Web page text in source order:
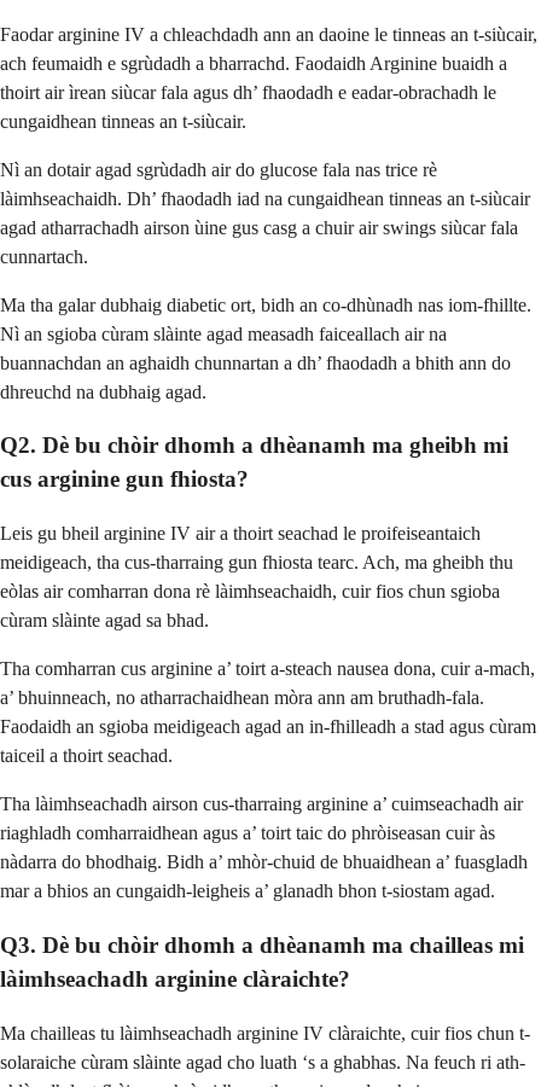
Faodar arginine IV a chleachdadh ann an daoine le tinneas an t-siùcair,
ach feumaidh e sgrùdadh a bharrachd. Faodaidh Arginine buaidh a
thoirt air ìrean siùcar fala agus dh’ fhaodadh e eadar-obrachadh le
cungaidhean tinneas an t-siùcair.
Nì an dotair agad sgrùdadh air do glucose fala nas trice rè
làimhseachaidh. Dh’ fhaodadh iad na cungaidhean tinneas an t-siùcair
agad atharrachadh airson ùine gus casg a chuir air swings siùcar fala
cunnartach.
Ma tha galar dubhaig diabetic ort, bidh an co-dhùnadh nas iom-fhillte.
Nì an sgioba cùram slàinte agad measadh faiceallach air na
buannachdan an aghaidh chunnartan a dh’ fhaodadh a bhith ann do
dhreuchd na dubhaig agad.
Q2. Dè bu chòir dhomh a dhèanamh ma gheibh mi
cus arginine gun fhiosta?
Leis gu bheil arginine IV air a thoirt seachad le proifeiseantaich
meidigeach, tha cus-tharraing gun fhiosta tearc. Ach, ma gheibh thu
eòlas air comharran dona rè làimhseachaidh, cuir fios chun sgioba
cùram slàinte agad sa bhad.
Tha comharran cus arginine a’ toirt a-steach nausea dona, cuir a-mach,
a’ bhuinneach, no atharrachaidhean mòra ann am bruthadh-fala.
Faodaidh an sgioba meidigeach agad an in-fhilleadh a stad agus cùram
taiceil a thoirt seachad.
Tha làimhseachadh airson cus-tharraing arginine a’ cuimseachadh air
riaghladh comharraidhean agus a’ toirt taic do phròiseasan cuir às
nàdarra do bhodhaig. Bidh a’ mhòr-chuid de bhuaidhean a’ fuasgladh
mar a bhios an cungaidh-leigheis a’ glanadh bhon t-siostam agad.
Q3. Dè bu chòir dhomh a dhèanamh ma chailleas mi
làimhseachadh arginine clàraichte?
Ma chailleas tu làimhseachadh arginine IV clàraichte, cuir fios chun t-
solaraiche cùram slàinte agad cho luath ‘s a ghabhas. Na feuch ri ath-